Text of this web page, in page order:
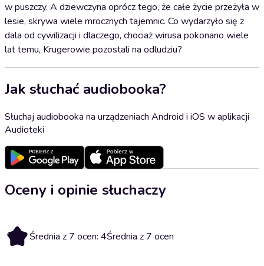
w puszczy. A dziewczyna oprócz tego, że całe życie przeżyła w
lesie, skrywa wiele mrocznych tajemnic. Co wydarzyło się z
dala od cywilizacji i dlaczego, chociaż wirusa pokonano wiele
lat temu, Krugerowie pozostali na odludziu?
Jak słuchać audiobooka?
Słuchaj audiobooka na urządzeniach Android i iOS w aplikacji
Audioteki
Oceny i opinie słuchaczy
4 Średnia z 7 ocen: 4Średnia z 7 ocen